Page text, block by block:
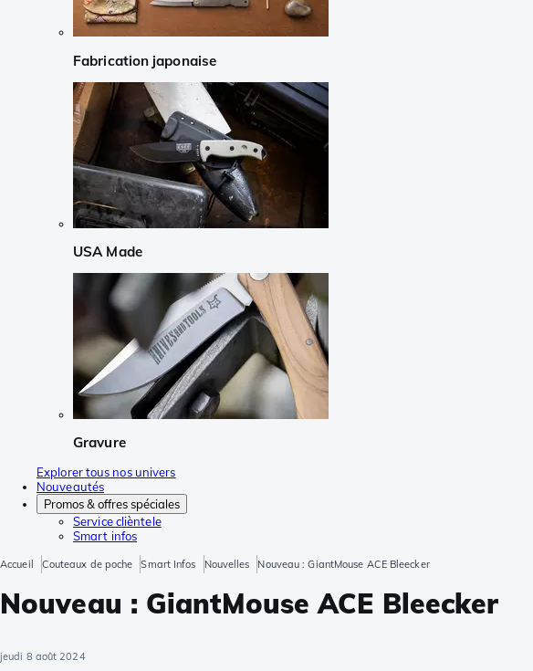
Fabrication japonaise
USA Made
Gravure
Explorer tous nos univers
Nouveautés
Promos & offres spéciales
Service clièntele
Smart infos
Accueil Couteaux de poche Smart Infos Nouvelles Nouveau : GiantMouse ACE Bleecker
Nouveau : GiantMouse ACE Bleecker
jeudi 8 août 2024